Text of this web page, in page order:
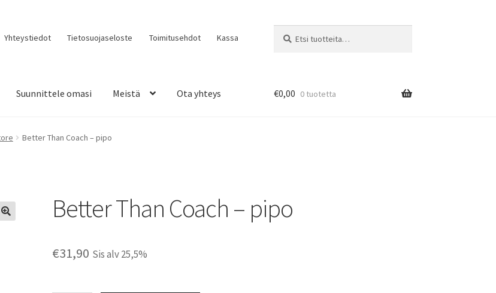
Yhteystiedot Tietosuojaseloste Toimitusehdot Kassa
Suunnittele omasi Meistä Ota yhteys €0,00 0 tuotetta
Better Than Coach – pipo
Better Than Coach – pipo
€31,90 Sis alv 25,5%